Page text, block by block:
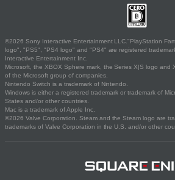
©2026 Sony Interactive Entertainment LLC."PlayStation
logo", "PS5", "PS4 logo" and "PS4" are registered
Interactive Entertainment Inc.
Microsoft, the XBOX Sphere mark, the Series X|S logo and
of the Microsoft group of companies.
Nintendo Switch is a trademark of Nintendo.
Windows is either a registered trademark or trademark of
States and/or other countries.
Mac is a trademark of Apple Inc.
©2026 Valve Corporation. Steam and the Steam logo are
trademarks of Valve Corporation in the U.S. and/or other